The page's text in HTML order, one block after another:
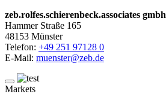
zeb.rolfes.schierenbeck.associates gmbh
Hammer Straße 165
48153 Münster
Telefon: +49 251 97128 0
E-Mail: muenster@zeb.de
Markets